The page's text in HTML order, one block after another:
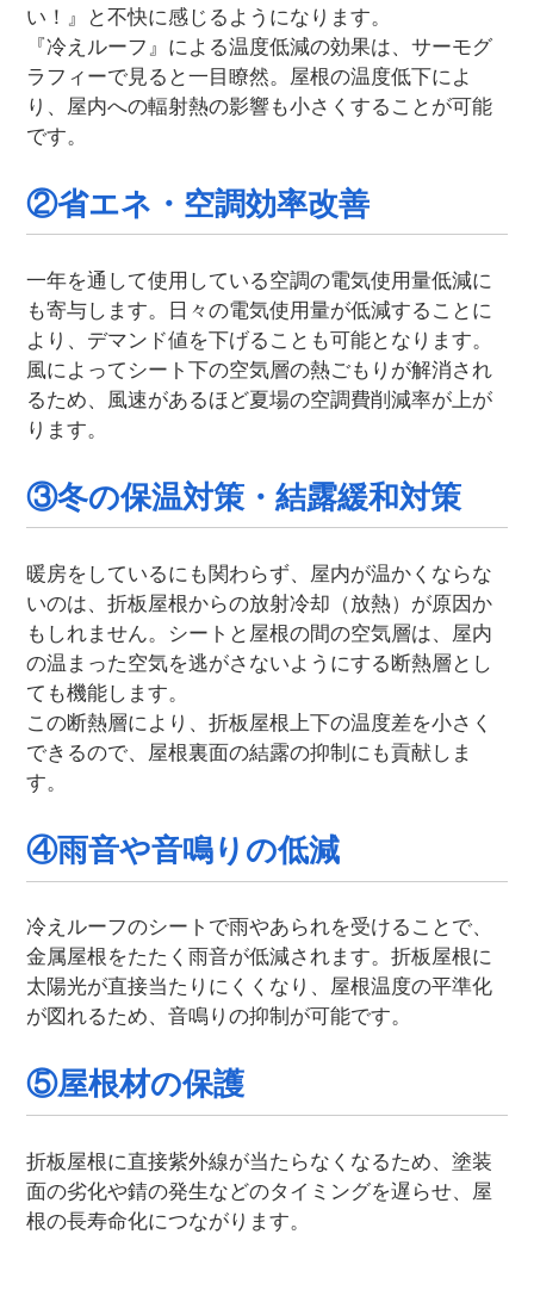
い！』と不快に感じるようになります。
『冷えルーフ』による温度低減の効果は、サーモグ
ラフィーで見ると一目瞭然。屋根の温度低下によ
り、屋内への輻射熱の影響も小さくすることが可能
です。
②省エネ・空調効率改善
一年を通して使用している空調の電気使用量低減に
も寄与します。日々の電気使用量が低減することに
より、デマンド値を下げることも可能となります。
風によってシート下の空気層の熱ごもりが解消され
るため、風速があるほど夏場の空調費削減率が上が
ります。
③冬の保温対策・結露緩和対策
暖房をしているにも関わらず、屋内が温かくならな
いのは、折板屋根からの放射冷却（放熱）が原因か
もしれません。シートと屋根の間の空気層は、屋内
の温まった空気を逃がさないようにする断熱層とし
ても機能します。
この断熱層により、折板屋根上下の温度差を小さく
できるので、屋根裏面の結露の抑制にも貢献しま
す。
④雨音や音鳴りの低減
冷えルーフのシートで雨やあられを受けることで、
金属屋根をたたく雨音が低減されます。折板屋根に
太陽光が直接当たりにくくなり、屋根温度の平準化
が図れるため、音鳴りの抑制が可能です。
⑤屋根材の保護
折板屋根に直接紫外線が当たらなくなるため、塗装
面の劣化や錆の発生などのタイミングを遅らせ、屋
根の長寿命化につながります。